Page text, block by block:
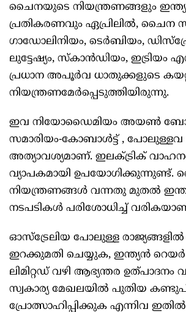
ചൈനയുടെ നിയന്ത്രണങ്ങളും
പ്രതികരണവും ഏപ്രിലില്‍, ചൈന
ഗാഡോലിനിയം, ടെര്‍ബിയം,
ലുട്ടേഷ്യം, സ്‌കാന്‍ഡിയം, ഇട്രിയം
പ്രധാന അപൂര്‍വ ധാതുക്കളുടെ
നിയന്ത്രണമേര്‍പ്പെടുത്തിയിരുന്നു.
ഇവ നിയോഡൈമിയം അയണ്‍
സമാരിയം-കോബാള്‍ട്ട് , പോലുള്ളവ
അത്യാവശ്യമാണ്. ഇലക്ട്രിക്
വ്യാപകമായി
നിയന്ത്രണങ്ങള്‍ വന്നതു മുതല്‍
നടപടികള്‍ പരിശോധിച്ച്
ഓസ്‌ട്രേലിയ പോലുള്ള രാജ്യങ്ങളില്‍
ഇറക്കുമതി ചെയ്യുക, ഇന്ത്യന്‍
ലിമിറ്റഡ് വഴി ആഭ്യന്തര ഉത്പാദനം
സ്വകാര്യ മേഖലയില്‍ പുതിയ
പ്രോത്സാഹിപ്പിക്കുക എന്നിവ